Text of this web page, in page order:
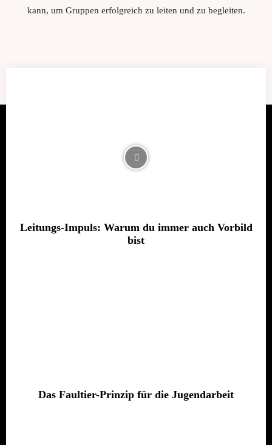
kann, um Gruppen erfolgreich zu leiten und zu begleiten.
Leitungs-Impuls: Warum du immer auch Vorbild
bist
Das Faultier-Prinzip für die Jugendarbeit